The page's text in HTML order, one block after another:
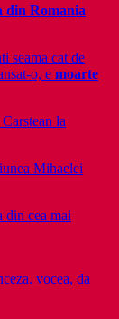
din Romania
seama cat de
o, e moarte
la
Mihaelei
din cea mai
vocea, da